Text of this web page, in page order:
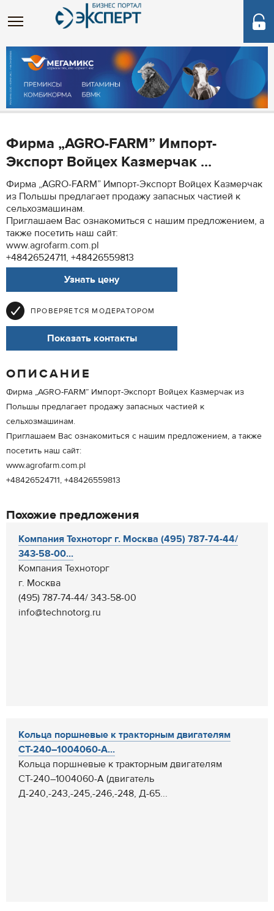
Фирма „AGRO-FARM” Импорт-
Экспорт Войцех Казмерчак ...
Фирма „AGRO-FARM” Импорт-Экспорт Войцех Казмерчак
из Польшы предлагает продажу запасных частией к
сельхозмашинам.
Приглашаем Вас ознакомиться с нашим предложением, а
также посетить наш сайт:
www.agrofarm.com.pl
+48426524711, +48426559813
Узнать цену
ПРОВЕРЯЕТСЯ МОДЕРАТОРОМ
Показать контакты
ОПИСАНИЕ
Фирма „AGRO-FARM” Импорт-Экспорт Войцех Казмерчак из
Польшы предлагает продажу запасных частией к
сельхозмашинам.
Приглашаем Вас ознакомиться с нашим предложением, а также
посетить наш сайт:
www.agrofarm.com.pl
+48426524711, +48426559813
Похожие предложения
Компания Техноторг г. Москва (495) 787-74-44/
343-58-00...
Компания Техноторг
г. Москва
(495) 787-74-44/ 343-58-00
info@technotorg.ru
Кольца поршневые к тракторным двигателям
СТ-240–1004060-А...
Кольца поршневые к тракторным двигателям
СТ-240–1004060-А (двигатель
Д-240,-243,-245,-246,-248, Д-65...